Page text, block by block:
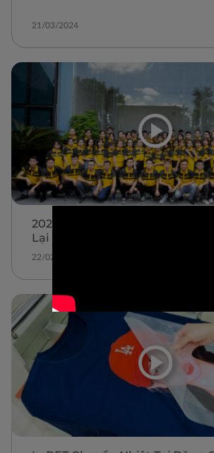
21/03/2024
2023 In Vải Đăng Quang – Một
Lại
22/02/2024